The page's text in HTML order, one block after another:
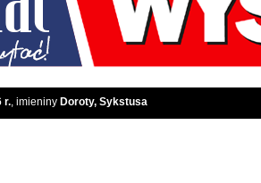
r., imieniny Doroty, Sykstusa